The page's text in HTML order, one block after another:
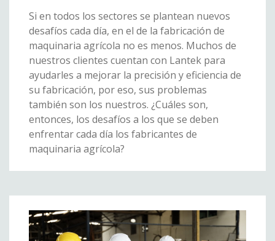
Si en todos los sectores se plantean nuevos
desafíos cada día, en el de la fabricación de
maquinaria agrícola no es menos. Muchos de
nuestros clientes cuentan con Lantek para
ayudarles a mejorar la precisión y eficiencia de
su fabricación, por eso, sus problemas
también son los nuestros. ¿Cuáles son,
entonces, los desafíos a los que se deben
enfrentar cada día los fabricantes de
maquinaria agrícola?